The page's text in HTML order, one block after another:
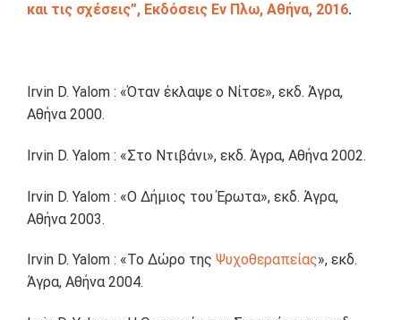
και τις σχέσεις”, Εκδόσεις Εν Πλω, Αθήνα, 2016.
Irvin D. Yalom : «Όταν έκλαψε ο Νίτσε», εκδ. Άγρα,
Αθήνα 2000.
Irvin D. Yalom : «Στο Ντιβάνι», εκδ. Άγρα, Αθήνα 2002.
Irvin D. Yalom : «Ο Δήμιος του Έρωτα», εκδ. Άγρα,
Αθήνα 2003.
Irvin D. Yalom : «Το Δώρο της Ψυχοθεραπείας», εκδ.
Άγρα, Αθήνα 2004.